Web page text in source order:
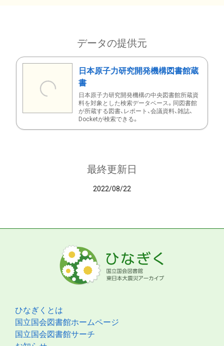
データの提供元
日本原子力研究開発機構図書館蔵
書
日本原子力研究開発機構の中央図書館所蔵資
料を対象とした検索データベース。同図書館
が所蔵する図書、レポート、会議資料、雑誌、
Docketが検索できる。
最終更新日
2022/08/22
ひなぎくとは
国立国会図書館ホームページ
国立国会図書館サーチ